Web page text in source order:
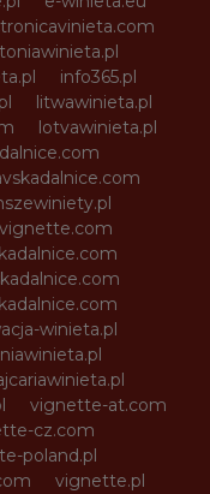
info365.pl
litwawinieta.pl
lotvawinieta.pl
winieta.pl
vignette-at.com
cz.com
poland.pl
vignette.pl